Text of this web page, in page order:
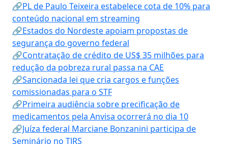
🔗PL de Paulo Teixeira estabelece cota de 10% para
conteúdo nacional em streaming
🔗Estados do Nordeste apoiam propostas de
segurança do governo federal
🔗Contratação de crédito de US$ 35 milhões para
redução da pobreza rural passa na CAE
🔗Sancionada lei que cria cargos e funções
comissionadas para o STF
🔗Primeira audiência sobre precificação de
medicamentos pela Anvisa ocorrerá no dia 10
🔗Juíza federal Marciane Bonzanini participa de
Seminário no TJRS